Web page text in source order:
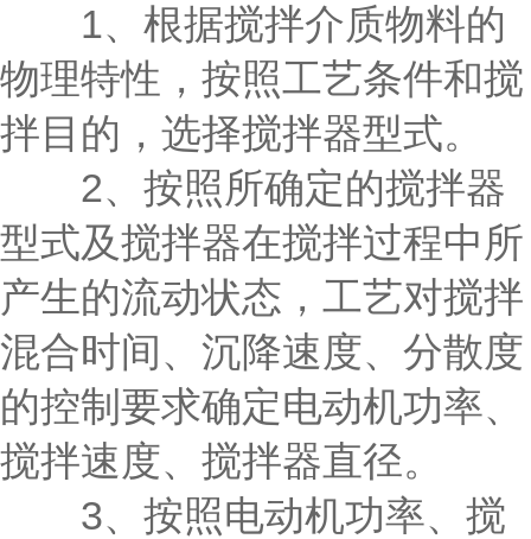
1、根据搅拌介质物料的
物理特性，按照工艺条件和搅
拌目的，选择搅拌器型式。
2、按照所确定的搅拌器
型式及搅拌器在搅拌过程中所
产生的流动状态，工艺对搅拌
混合时间、沉降速度、分散度
的控制要求确定电动机功率、
搅拌速度、搅拌器直径。
3、按照电动机功率、搅